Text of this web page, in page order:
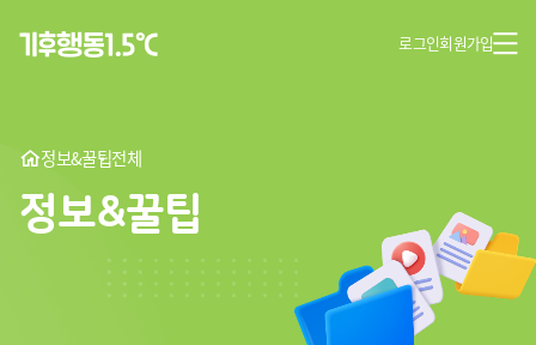
로그인회원가입
정보&꿀팁전체
정보&꿀팁